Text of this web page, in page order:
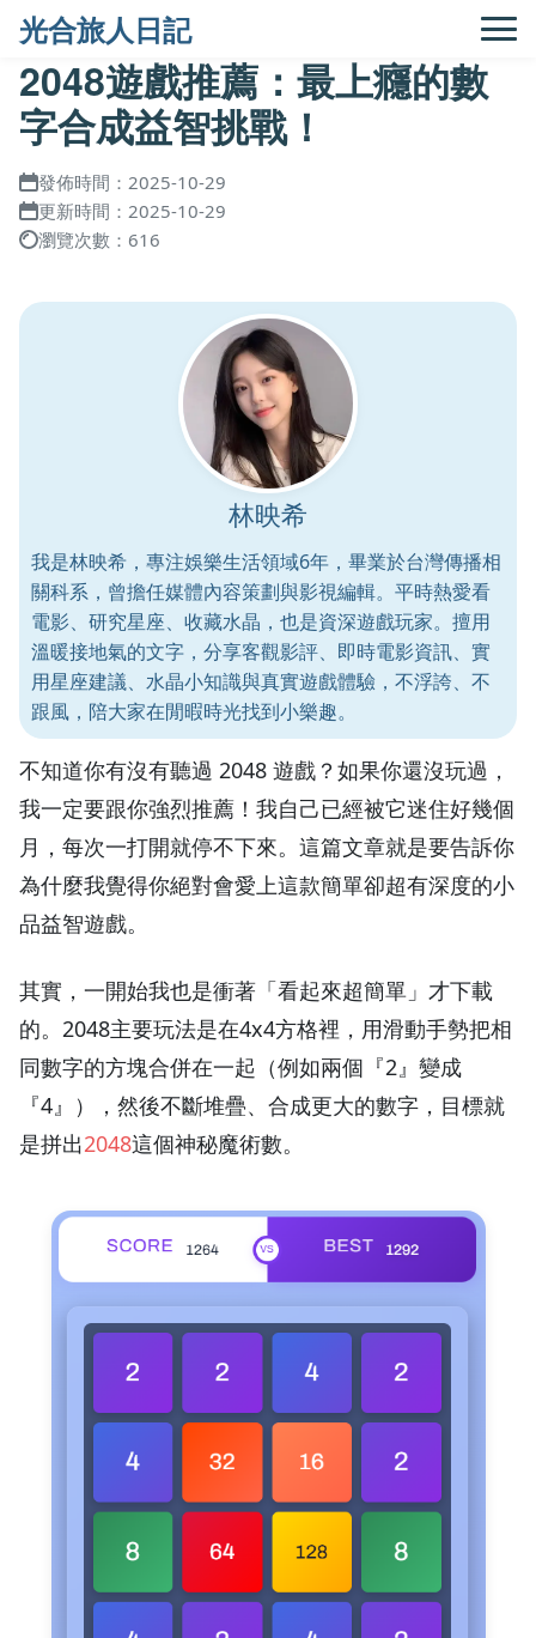
光合旅人日記
2048遊戲推薦：最上癮的數
字合成益智挑戰！
發佈時間：2025-10-29
更新時間：2025-10-29
瀏覽次數：616
林映希
我是林映希，專注娛樂生活領域6年，畢業於台灣傳播相
關科系，曾擔任媒體內容策劃與影視編輯。平時熱愛看
電影、研究星座、收藏水晶，也是資深遊戲玩家。擅用
溫暖接地氣的文字，分享客觀影評、即時電影資訊、實
用星座建議、水晶小知識與真實遊戲體驗，不浮誇、不
跟風，陪大家在閒暇時光找到小樂趣。
不知道你有沒有聽過 2048 遊戲？如果你還沒玩過，
我一定要跟你強烈推薦！我自己已經被它迷住好幾個
月，每次一打開就停不下來。這篇文章就是要告訴你
為什麼我覺得你絕對會愛上這款簡單卻超有深度的小
品益智遊戲。
其實，一開始我也是衝著「看起來超簡單」才下載
的。2048主要玩法是在4x4方格裡，用滑動手勢把相
同數字的方塊合併在一起（例如兩個『2』變成
『4』），然後不斷堆疊、合成更大的數字，目標就
是拼出2048這個神秘魔術數。